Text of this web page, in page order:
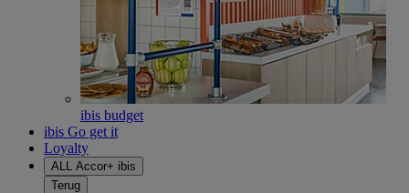
ibis budget
ibis Go get it
Loyalty
ALL Accor+ ibis
Terug